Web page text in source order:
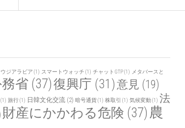
ジアラビア (1) スマートウォッチ (1) チャットGTP(1) メタバースと
省(37)復興庁 (31)意見 (19)
旅行(1) 日韓文化交流(2) 暗号通貨(1) 株取引 (1) 気候変動(1) 法
財産にかかわる危険 (37) 農